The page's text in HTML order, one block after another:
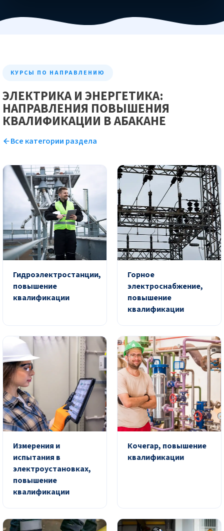
КУРСЫ ПО НАПРАВЛЕНИЮ
ЭЛЕКТРИКА И ЭНЕРГЕТИКА:
НАПРАВЛЕНИЯ ПОВЫШЕНИЯ
КВАЛИФИКАЦИИ В АБАКАНЕ
Все категории раздела
Гидроэлектростанции,
повышение
квалификации
Горное
электроснабжение,
повышение
квалификации
Измерения и
испытания в
электроустановках,
повышение
квалификации
Кочегар, повышение
квалификации